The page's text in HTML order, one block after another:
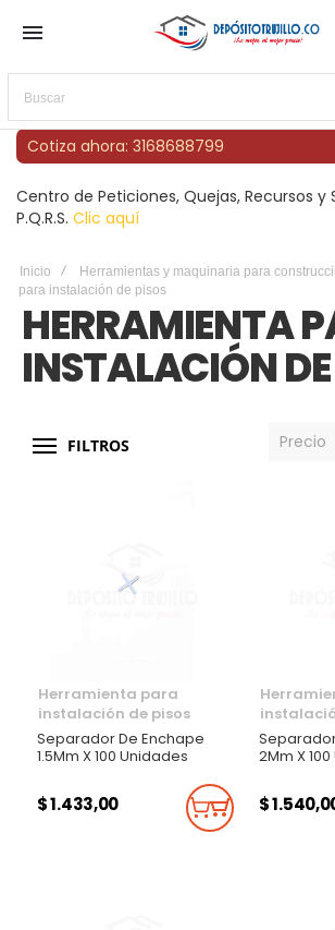
Buscar
Cotiza ahora: 3168688799
Centro de Peticiones, Quejas, Recursos y
P.Q.R.S. Clic aquí
Inicio Herramientas y maquinaria para
para instalación de pisos
HERRAMIENTA
INSTALACIÓN
FILTROS Precio
Herramienta para
instalación de pisos
Separador De Enchape
1.5Mm X 100 Unidades
$ 1.433,00 Añadir Al
2Mm X
$